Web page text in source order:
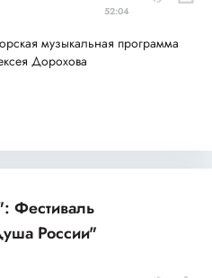
52:04
музыкальная программа
Дорохова
Фестиваль
России"